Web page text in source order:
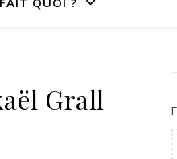
Grall